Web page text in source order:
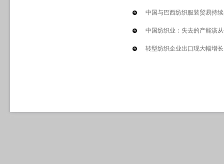
中国与巴西纺织服装贸易持
中国纺织业：失去的产能该
转型纺织企业出口现大幅增长